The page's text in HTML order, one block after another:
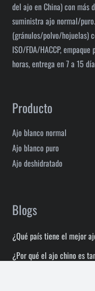
del ajo en China) con más
suministra ajo normal/puro.
(gránulos/polvo/hojuelas)
ISO/FDA/HACCP,
horas, entrega en 7 a 15
Producto
Ajo blanco normal
Ajo blanco puro
Ajo deshidratado
Blogs
¿Qué país tiene el mejor
¿Por qué el ajo chino es